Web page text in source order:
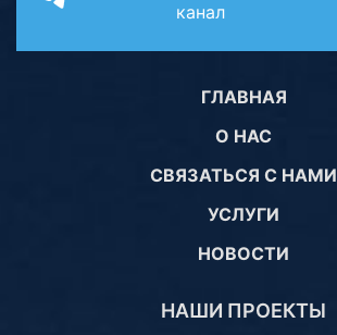
канал
ГЛАВНАЯ
О НАС
СВЯЗАТЬСЯ С НАМИ
УСЛУГИ
НОВОСТИ
НАШИ ПРОЕКТЫ